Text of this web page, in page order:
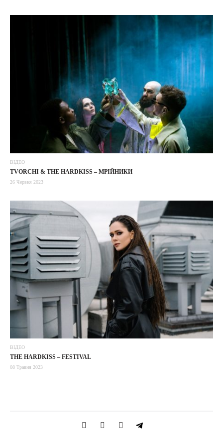
ВІДЕО
TVORCHI & THE HARDKISS – МРІЙНИКИ
26 Червня 2023
ВІДЕО
THE HARDKISS – FESTIVAL
08 Травня 2023